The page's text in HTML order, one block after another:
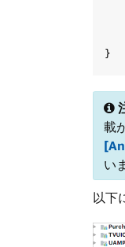
}
載
い
以下